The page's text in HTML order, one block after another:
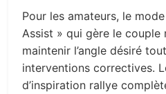
Pour les amateurs, le
Assist » qui gère le couple
maintenir l’angle désiré
interventions correctives.
d’inspiration rallye